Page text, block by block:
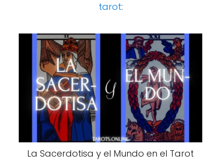
tarot:
La Sacerdotisa y el Mundo en el Tarot